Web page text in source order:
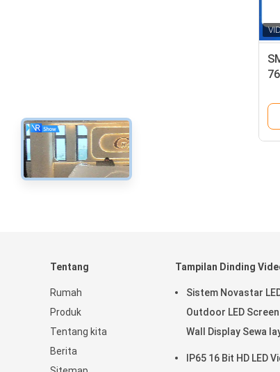
Tentang
Rumah
Produk
Tentang kita
Berita
Tampilan Dinding
Sistem Novastar
Outdoor LED Screen
Wall Display Sewa
IP65 16 Bit HD LED